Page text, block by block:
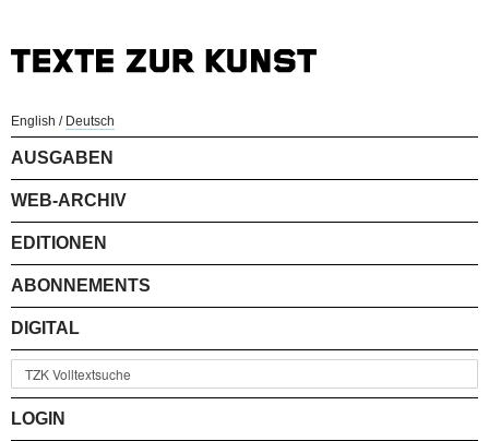
English / Deutsch
AUSGABEN
WEB-ARCHIV
EDITIONEN
ABONNEMENTS
DIGITAL
LOGIN